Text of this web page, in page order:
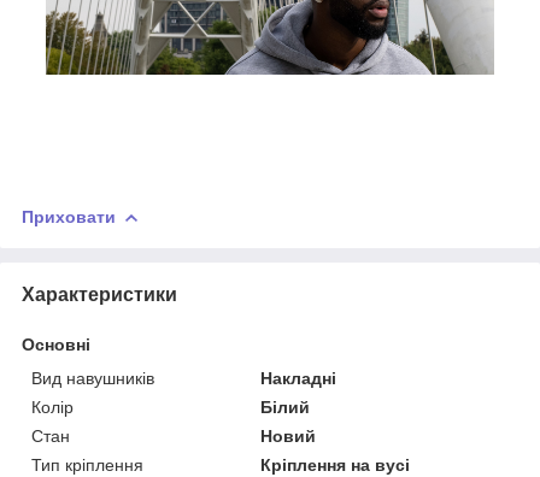
Приховати
Характеристики
Основні
Вид навушників
Накладні
Колір
Білий
Стан
Новий
Тип кріплення
Кріплення на вусі